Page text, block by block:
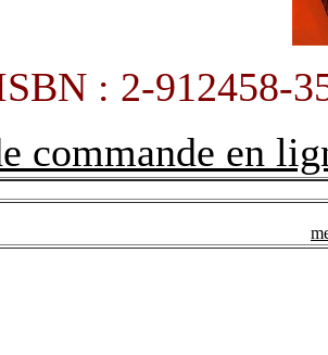
: 2-912458-
commande en